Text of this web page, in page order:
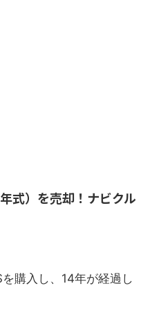
式）を売却！ナビクル
購入し、14年が経過し